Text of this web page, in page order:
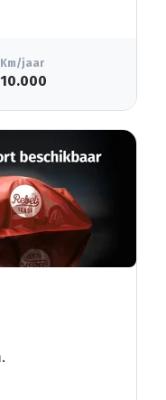
Km/jaar
10.000